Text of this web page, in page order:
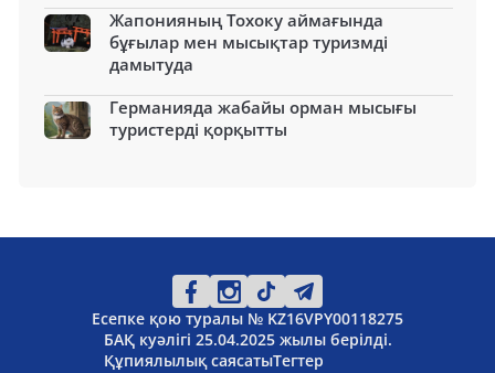
Жапонияның Тохоку аймағында
бұғылар мен мысықтар туризмді
дамытуда
Германияда жабайы орман мысығы
туристерді қорқытты
Есепке қою туралы № KZ16VPY00118275
БАҚ куәлігі 25.04.2025 жылы берілді.
Құпиялылық саясатыТегтер